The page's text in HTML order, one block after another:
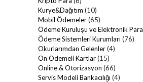
Kurye&Dağıtım (10)
Mobil Ödemeler(65)
Ödeme Kuruluşu ve Elektronik Para
Ödeme Sistemleri Kurumları (76)
Okurlarımdan Gelenler(4)
Ön Ödemeli Kartlar(15)
Online & Otorizasyon (66)
Servis Modeli Bankacılığı (4)